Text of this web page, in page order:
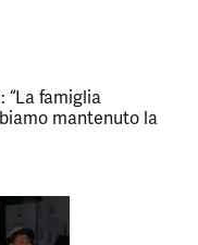
“La famiglia
mantenuto la